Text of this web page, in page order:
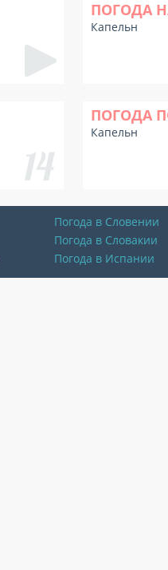
ПОГОДА
Капельн
ПОГОДА
Капельн
Погода в Словении
Погода в Словакии
Погода в Испании